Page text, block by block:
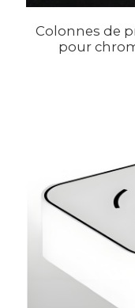
Colonnes de
pour